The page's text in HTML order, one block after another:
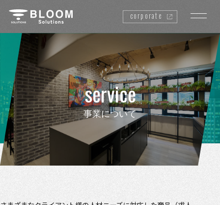
corporate
service
事業について